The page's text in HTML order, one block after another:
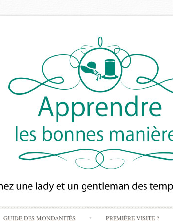
Skip
GUIDE DES MONDANITÉS PREMIÈRE VISITE ?